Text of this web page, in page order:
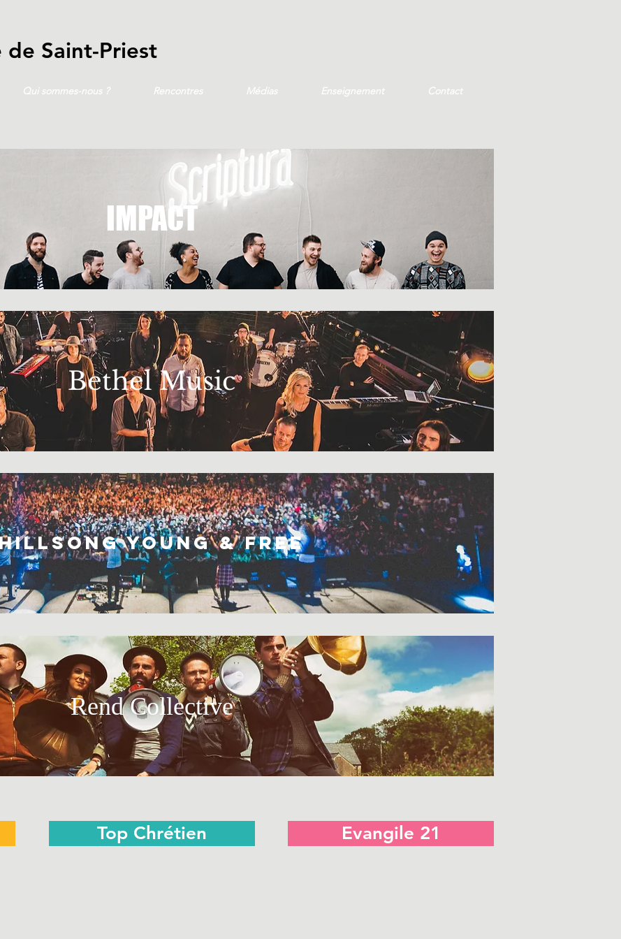
de Saint-Priest
Qui sommes-nous ? Rencontres Médias Enseignement Contact
IMPACT
Bethel Music
young & free
Rend Collective
Top Chrétien Evangile 21